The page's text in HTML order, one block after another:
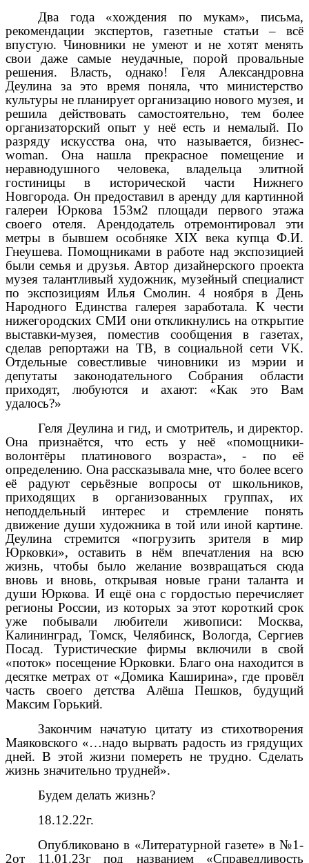
Два года «хождения по мукам», письма,
рекомендации экспертов, газетные статьи – всё
впустую. Чиновники не умеют и не хотят менять
свои даже самые неудачные, порой провальные
решения. Власть, однако! Геля Александровна
Деулина за это время поняла, что министерство
культуры не планирует организацию нового музея, и
решила действовать самостоятельно, тем более
организаторский опыт у неё есть и немалый. По
разряду искусства она, что называется, бизнес-
woman. Она нашла прекрасное помещение и
неравнодушного человека, владельца элитной
гостиницы в исторической части Нижнего
Новгорода. Он предоставил в аренду для картинной
галереи Юркова 153м2 площади первого этажа
своего отеля. Арендодатель отремонтировал эти
метры в бывшем особняке XIX века купца Ф.И.
Гнеушева. Помощниками в работе над экспозицией
были семья и друзья. Автор дизайнерского проекта
музея талантливый художник, музейный специалист
по экспозициям Илья Смолин. 4 ноября в День
Народного Единства галерея заработала. К чести
нижегородских СМИ они откликнулись на открытие
выставки-музея, поместив сообщения в газетах,
сделав репортажи на ТВ, в социальной сети VK.
Отдельные совестливые чиновники из мэрии и
депутаты законодательного Собрания области
приходят, любуются и ахают: «Как это Вам
удалось?»
Геля Деулина и гид, и смотритель, и директор.
Она признаётся, что есть у неё «помощники-
волонтёры платинового возраста», - по её
определению. Она рассказывала мне, что более всего
её радуют серьёзные вопросы от школьников,
приходящих в организованных группах, их
неподдельный интерес и стремление понять
движение души художника в той или иной картине.
Деулина стремится «погрузить зрителя в мир
Юрковки», оставить в нём впечатления на всю
жизнь, чтобы было желание возвращаться сюда
вновь и вновь, открывая новые грани таланта и
души Юркова. И ещё она с гордостью перечисляет
регионы России, из которых за этот короткий срок
уже побывали любители живописи: Москва,
Калининград, Томск, Челябинск, Вологда, Сергиев
Посад. Туристические фирмы включили в свой
«поток» посещение Юрковки. Благо она находится в
десятке метрах от «Домика Каширина», где провёл
часть своего детства Алёша Пешков, будущий
Максим Горький.
Закончим начатую цитату из стихотворения
Маяковского «…надо вырвать радость из грядущих
дней. В этой жизни помереть не трудно. Сделать
жизнь значительно трудней».
Будем делать жизнь?
18.12.22г.
Опубликовано в «Литературной газете» в №1-
2от 11.01.23г под названием «Справедливость